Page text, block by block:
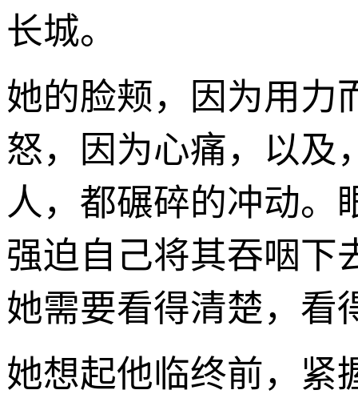
长城。
她的脸颊，因为用力
怒，因为心痛，以及
人，都碾碎的冲动。
强迫自己将其吞咽下
她需要看得清楚，看
她想起他临终前，紧